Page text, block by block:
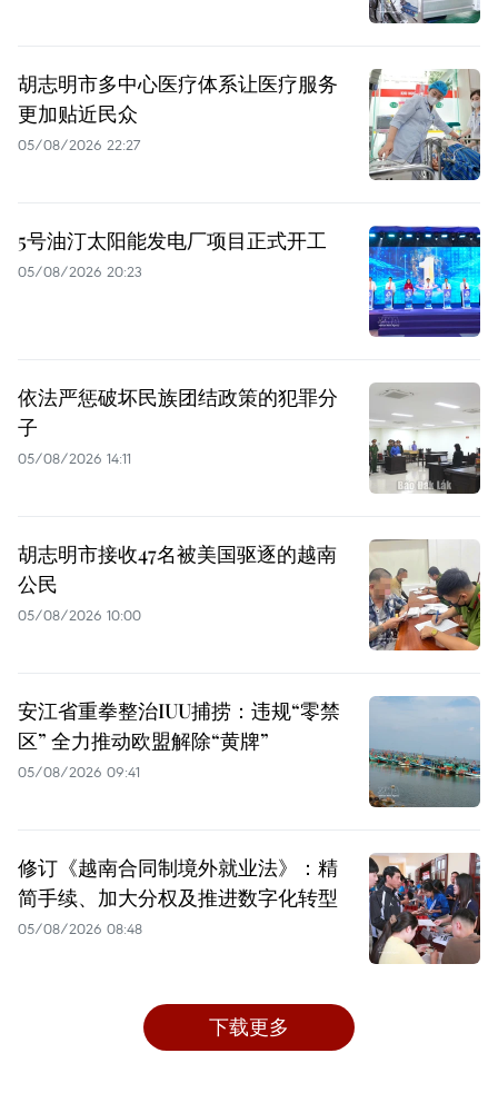
胡志明市多中心医疗体系让医疗服务
更加贴近民众
05/08/2026 22:27
5号油汀太阳能发电厂项目正式开工
05/08/2026 20:23
依法严惩破坏民族团结政策的犯罪分
子
05/08/2026 14:11
胡志明市接收47名被美国驱逐的越南
公民
05/08/2026 10:00
安江省重拳整治IUU捕捞：违规“零禁
区” 全力推动欧盟解除“黄牌”
05/08/2026 09:41
修订《越南合同制境外就业法》：精
简手续、加大分权及推进数字化转型
05/08/2026 08:48
下载更多